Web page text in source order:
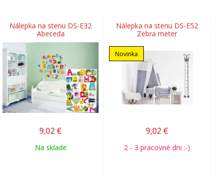
Nálepka na stenu DS-E32
Abeceda
9,02 €
Na sklade
Nálepka na stenu DS-E52
Zebra meter
Novinka
9,02 €
2 - 3 pracovné dni :-)